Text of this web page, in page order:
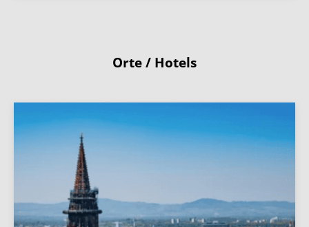
Orte / Hotels